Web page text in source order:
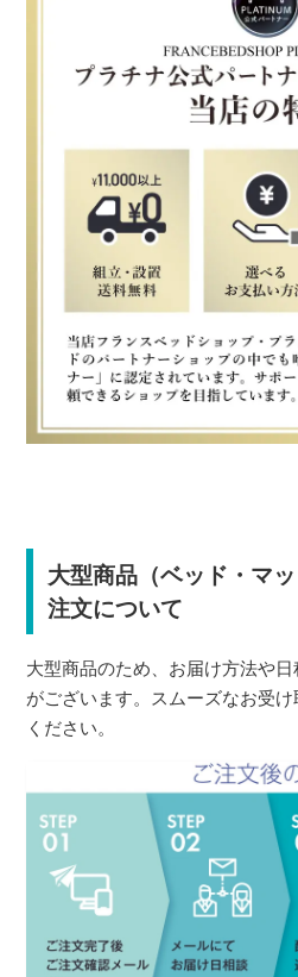
大型商品（ベッド・マ
注文について
大型商品のため、お届け方法や
がございます。スムーズなお受
ください。